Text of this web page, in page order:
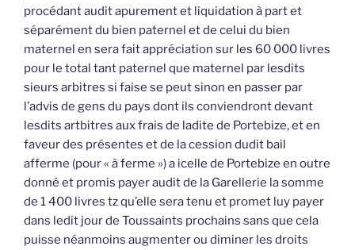
procédant audit apurement et liquidation à part et
séparément du bien paternel et de celui du bien
maternel en sera fait appréciation sur les 60 000 livres
pour le total tant paternel que maternel par lesdits
sieurs arbitres si faise se peut sinon en passer par
l’advis de gens du pays dont ils conviendront devant
lesdits artbitres aux frais de ladite de Portebize, et en
faveur des présentes et de la cession dudit bail
afferme (pour « à ferme ») a icelle de Portebize en outre
donné et promis payer audit de la Garellerie la somme
de 1 400 livres tz qu’elle sera tenu et promet luy payer
dans ledit jour de Toussaints prochains sans que cela
puisse néanmoins augmenter ou diminer les droits